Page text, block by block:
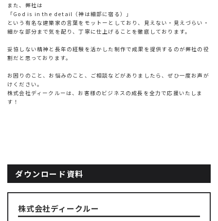
また、弊社は
「God is in the detail（神は細部に宿る）」
という有名な建築家の言葉をモットーとしており、見えない・見えづらい・
細かな部分まで気を配り、丁寧に仕上げることを徹底しております。
妥協しない精神と長年の経験を活かした制作で成果を提供するのが弊社の役
割だと思っております。
お困りのこと、お悩みのこと、ご相談などがありましたら、ぜひ一度お声が
けください。
株式会社ディークルーは、お客様のビジネスの成長を全力で応援いたしま
す！
ダウンロード資料
株式会社ディークルー